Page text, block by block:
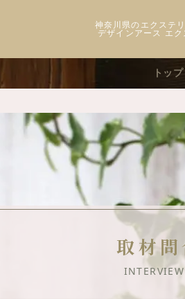
神奈川県のエクステ
デザインアース エ
トップ
取材